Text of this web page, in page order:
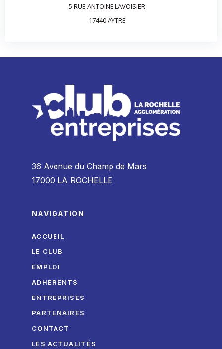
5 RUE ANTOINE LAVOISIER
17440 AYTRE
36 Avenue du Champ de Mars
17000 LA ROCHELLE
NAVIGATION
ACCUEIL
LE CLUB
EMPLOI
ADHÉRENTS
ENTREPRISES
PARTENAIRES
CONTACT
LES ACTUALITÉS